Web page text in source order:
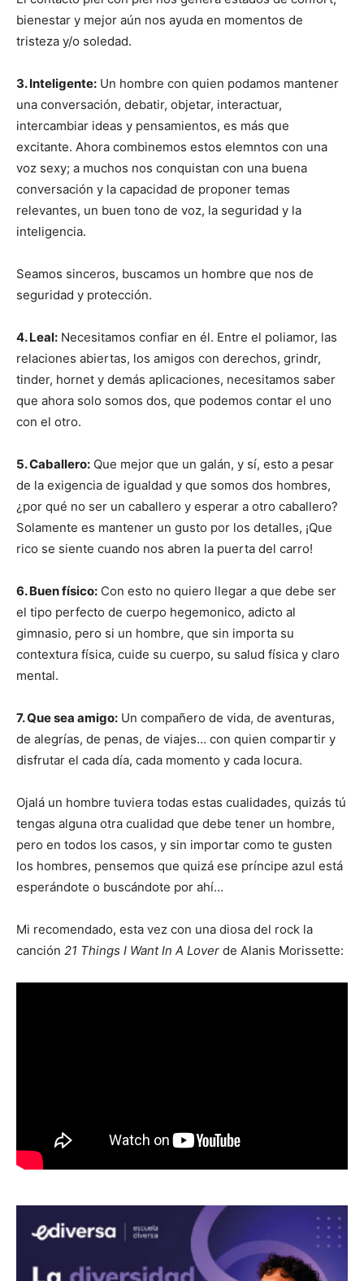
bienestar y mejor aún nos ayuda en momentos de
tristeza y/o soledad.
3. Inteligente: Un hombre con quien podamos mantener
una conversación, debatir, objetar, interactuar,
intercambiar ideas y pensamientos, es más que
excitante. Ahora combinemos estos elemntos con una
voz sexy; a muchos nos conquistan con una buena
conversación y la capacidad de proponer temas
relevantes, un buen tono de voz, la seguridad y la
inteligencia.
Seamos sinceros, buscamos un hombre que nos de
seguridad y protección.
4. Leal: Necesitamos confiar en él. Entre el poliamor, las
relaciones abiertas, los amigos con derechos, grindr,
tinder, hornet y demás aplicaciones, necesitamos saber
que ahora solo somos dos, que podemos contar el uno
con el otro.
5. Caballero: Que mejor que un galán, y sí, esto a pesar
de la exigencia de igualdad y que somos dos hombres,
¿por qué no ser un caballero y esperar a otro caballero?
Solamente es mantener un gusto por los detalles, ¡Que
rico se siente cuando nos abren la puerta del carro!
6. Buen físico: Con esto no quiero llegar a que debe ser
el tipo perfecto de cuerpo hegemonico, adicto al
gimnasio, pero si un hombre, que sin importa su
contextura física, cuide su cuerpo, su salud física y claro
mental.
7. Que sea amigo: Un compañero de vida, de aventuras,
de alegrías, de penas, de viajes… con quien compartir y
disfrutar el cada día, cada momento y cada locura.
Ojalá un hombre tuviera todas estas cualidades, quizás tú
tengas alguna otra cualidad que debe tener un hombre,
pero en todos los casos, y sin importar como te gusten
los hombres, pensemos que quizá ese príncipe azul está
esperándote o buscándote por ahí…
Mi recomendado, esta vez con una diosa del rock la
canción 21 Things I Want In A Lover de Alanis Morissette: